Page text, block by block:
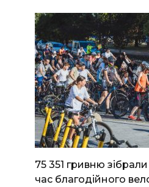
75 351 гривню
час благодійного